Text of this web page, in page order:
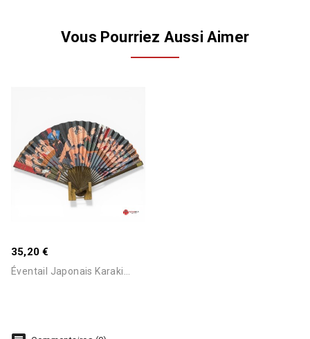
Vous Pourriez Aussi Aimer
35,20 €
Éventail Japonais Karaki...